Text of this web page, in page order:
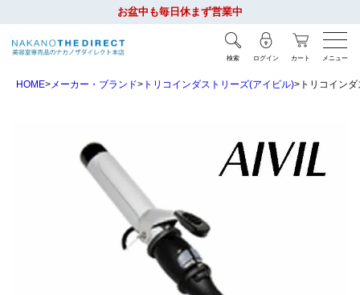
お盆中も毎日休まず営業中
検索 ログイン カート メニュー
HOME メーカー・ブランド トリコインダストリーズ(アイビル) トリコイン